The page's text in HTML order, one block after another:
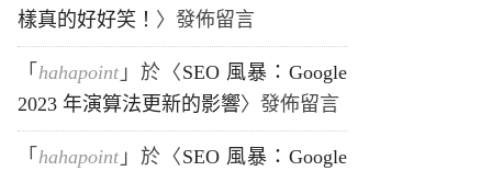
樣真的好好笑！ 〉發佈留言
「 hahapoint 」於〈 SEO 風暴：Google
2023 年演算法更新的影響〉發佈留言
「 hahapoint 」於〈 SEO 風暴：Google